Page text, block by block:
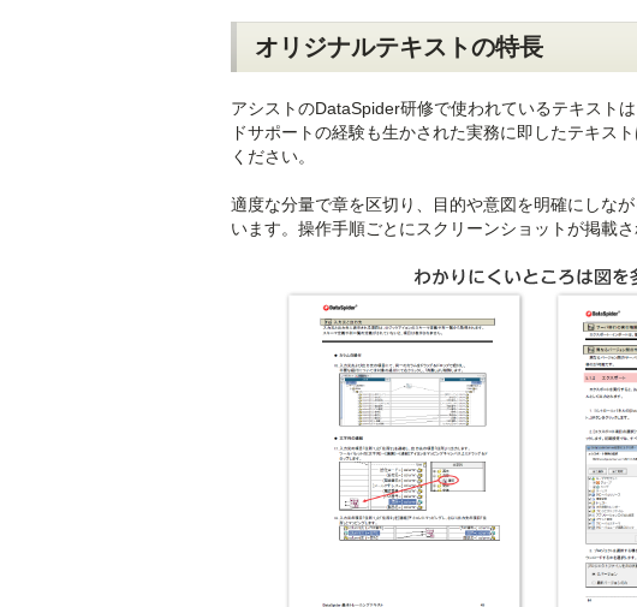
オリジナルテキストの特長
アシストのDataSpider研修で使われているテキスト
ドサポートの経験も生かされた実務に即したテキス
ください。
適度な分量で章を区切り、目的や意図を明確にしな
います。操作手順ごとにスクリーンショットが掲載